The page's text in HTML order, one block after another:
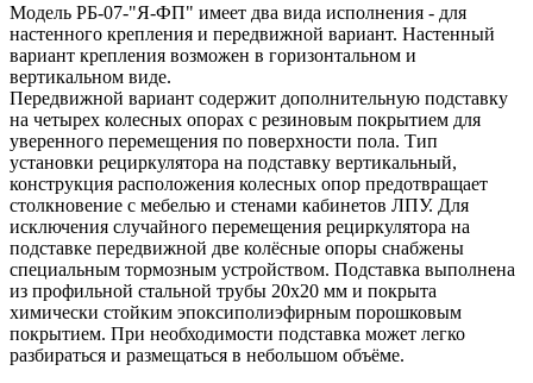
Модель РБ-07-"Я-ФП" имеет два вида исполнения - для
настенного крепления и передвижной вариант. Настенный
вариант крепления возможен в горизонтальном и
вертикальном виде.
Передвижной вариант содержит дополнительную подставку
на четырех колесных опорах с резиновым покрытием для
уверенного перемещения по поверхности пола. Тип
установки рециркулятора на подставку вертикальный,
конструкция расположения колесных опор предотвращает
столкновение с мебелью и стенами кабинетов ЛПУ. Для
исключения случайного перемещения рециркулятора на
подставке передвижной две колёсные опоры снабжены
специальным тормозным устройством. Подставка выполнена
из профильной стальной трубы 20х20 мм и покрыта
химически стойким эпоксиполиэфирным порошковым
покрытием. При необходимости подставка может легко
разбираться и размещаться в небольшом объёме.